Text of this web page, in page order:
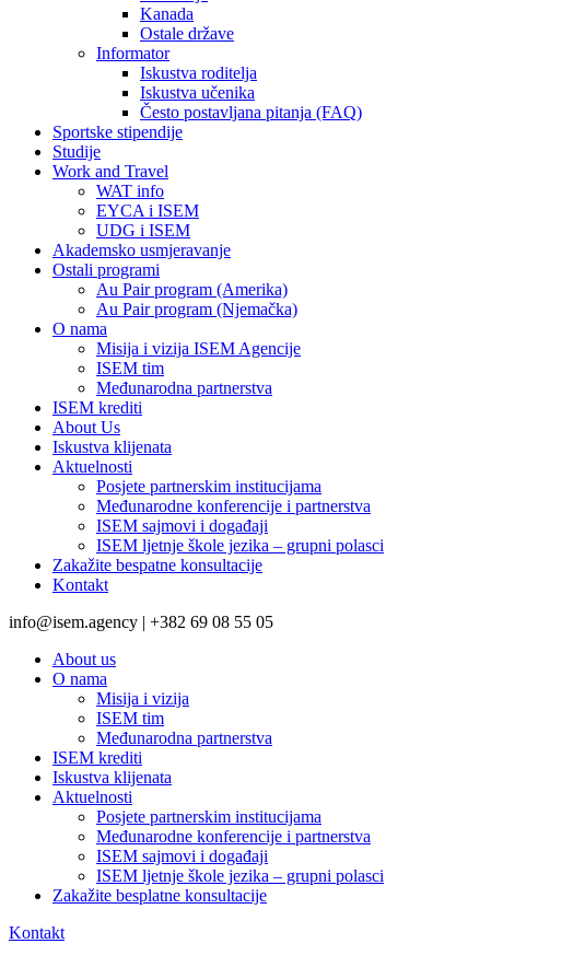
Kanada
Ostale države
Informator
Iskustva roditelja
Iskustva učenika
Često postavljana pitanja (FAQ)
Sportske stipendije
Studije
Work and Travel
WAT info
EYCA i ISEM
UDG i ISEM
Akademsko usmjeravanje
Ostali programi
Au Pair program (Amerika)
Au Pair program (Njemačka)
O nama
Misija i vizija ISEM Agencije
ISEM tim
Međunarodna partnerstva
ISEM krediti
About Us
Iskustva klijenata
Aktuelnosti
Posjete partnerskim institucijama
Međunarodne konferencije i partnerstva
ISEM sajmovi i događaji
ISEM ljetnje škole jezika – grupni polasci
Zakažite bespatne konsultacije
Kontakt
info@isem.agency | +382 69 08 55 05
About us
O nama
Misija i vizija
ISEM tim
Međunarodna partnerstva
ISEM krediti
Iskustva klijenata
Aktuelnosti
Posjete partnerskim institucijama
Međunarodne konferencije i partnerstva
ISEM sajmovi i događaji
ISEM ljetnje škole jezika – grupni polasci
Zakažite besplatne konsultacije
Kontakt